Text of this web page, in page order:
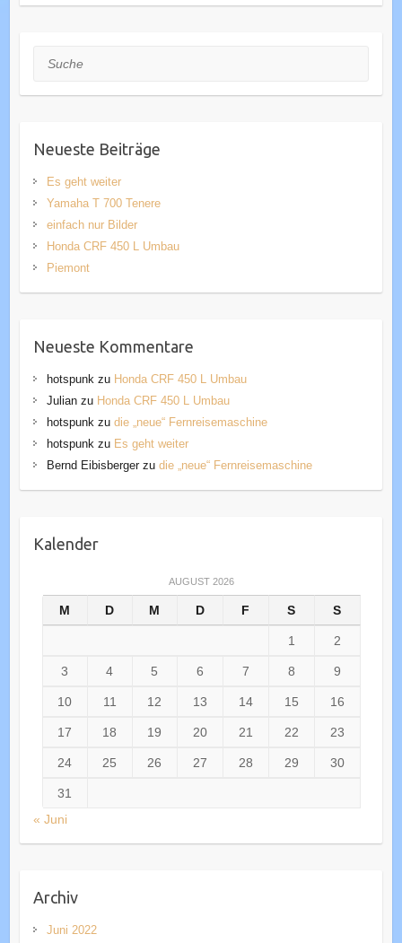
Suche
Neueste Beiträge
Es geht weiter
Yamaha T 700 Tenere
einfach nur Bilder
Honda CRF 450 L Umbau
Piemont
Neueste Kommentare
hotspunk zu Honda CRF 450 L Umbau
Julianzu Honda CRF 450 L Umbau
hotspunk zu die „neue“ Fernreisemaschine
hotspunk zu Es geht weiter
Bernd Eibisbergerzu die „neue“ Fernreisemaschine
Kalender
AUGUST 2026
M D M D F S S
1 2
3 4 5 6 7 8 9
10 11 12 13 14 15 16
17 18 19 20 21 22 23
24 25 26 27 28 29 30
31
« Juni
Archiv
Juni 2022